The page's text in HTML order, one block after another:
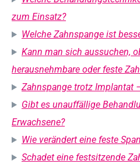
zum Einsatz?
Welche Zahnspange ist
Kann man sich aussuchen,
herausnehmbare oder feste
Zahnspange trotz Implantat
Gibt es unauffällige
Erwachsene?
Wie verändert eine feste
Schadet eine festsitzende